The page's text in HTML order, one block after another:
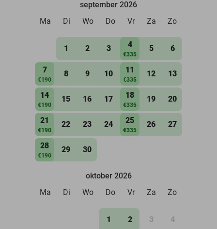
september 2026
Ma
Di Wo Do Vr Za Zo
1 2 3 4
€335
5 6
7
€190
8 9 10 11
€335
12 13
14
€190
15 16 17 18
€335
19 20
21
€190
22 23 24 25
€335
26 27
28
€190
29 30
oktober 2026
Ma
Di Wo Do Vr Za Zo
1 2 3 4